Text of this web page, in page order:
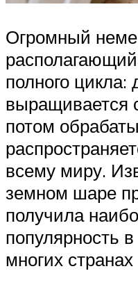
Огромный
полного цикла:
выращивается
потом
всему миру.
земном шаре
получила
популярность
многих